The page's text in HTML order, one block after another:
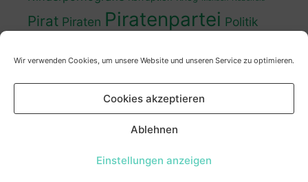
Wir verwenden Cookies, um unsere Website und unseren Service zu optimieren.
Cookies akzeptieren
Ablehnen
Einstellungen anzeigen
Pirat Piraten Piratenpartei Politik
Wahl
Wahlkampf Wahlprogramm Wähler
Zensur Zensursula Überwachung